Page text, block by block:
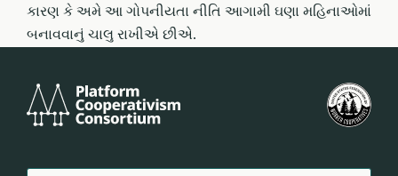
કારણ કે અમે આ ગોપનીયતા નીતિ આગામી ઘણા મહિનાઓમાં
બનાવવાનું ચાલુ રાખીએ છીએ.
Cooperativism